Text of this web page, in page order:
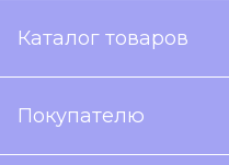
Каталог товаров
Покупателю